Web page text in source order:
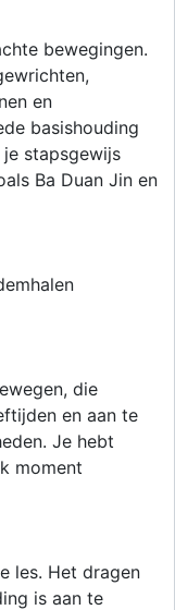
bewegingen.
en
basishouding
stapsgewijs
Ba Duan Jin en
die
en aan te
Je hebt
moment
les. Het dragen
is aan te